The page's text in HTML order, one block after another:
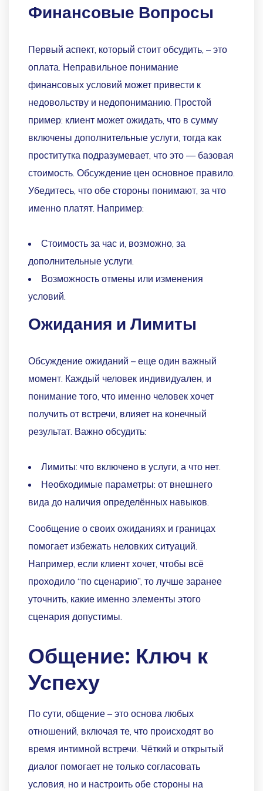
Финансовые Вопросы
Первый аспект, который стоит обсудить, – это
оплата. Неправильное понимание
финансовых условий может привести к
недовольству и недопониманию. Простой
пример: клиент может ожидать, что в сумму
включены дополнительные услуги, тогда как
проститутка подразумевает, что это — базовая
стоимость. Обсуждение цен основное правило.
Убедитесь, что обе стороны понимают, за что
именно платят. Например:
Стоимость за час и, возможно, за
дополнительные услуги.
Возможность отмены или изменения
условий.
Ожидания и Лимиты
Обсуждение ожиданий – еще один важный
момент. Каждый человек индивидуален, и
понимание того, что именно человек хочет
получить от встречи, влияет на конечный
результат. Важно обсудить:
Лимиты: что включено в услуги, а что нет.
Необходимые параметры: от внешнего
вида до наличия определённых навыков.
Сообщение о своих ожиданиях и границах
помогает избежать неловких ситуаций.
Например, если клиент хочет, чтобы всё
проходило “по сценарию”, то лучше заранее
уточнить, какие именно элементы этого
сценария допустимы.
Общение: Ключ к
Успеху
По сути, общение – это основа любых
отношений, включая те, что происходят во
время интимной встречи. Чёткий и открытый
диалог помогает не только согласовать
условия, но и настроить обе стороны на